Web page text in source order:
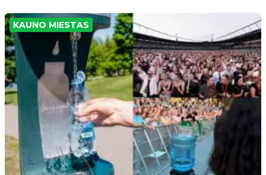
KAUNO MIESTAS